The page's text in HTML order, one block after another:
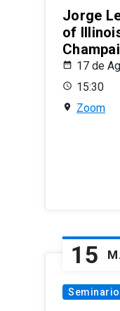
Jorge
of
17 de
15:30
Zoom
15